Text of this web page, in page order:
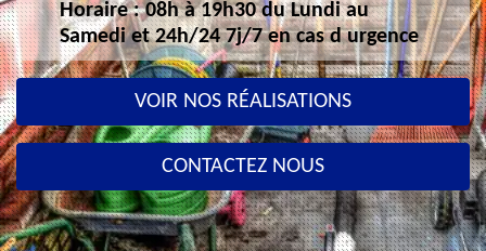
Horaire : 08h à 19h30 du Lundi au
Samedi et 24h/24 7j/7 en cas d urgence
VOIR NOS RÉALISATIONS
CONTACTEZ NOUS